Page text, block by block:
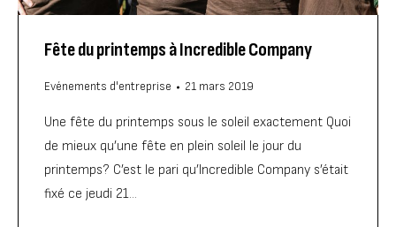
Fête du printemps à Incredible Company
Evénements d'entreprise 21 mars 2019
Une fête du printemps sous le soleil exactement Quoi
de mieux qu’une fête en plein soleil le jour du
printemps? C’est le pari qu’Incredible Company s’était
fixé ce jeudi 21…